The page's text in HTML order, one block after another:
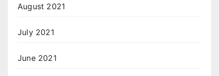
August 2021
July 2021
June 2021